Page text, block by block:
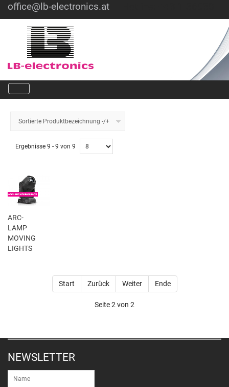
office@lb-electronics.at
Sortierte Produktbezeichnung -/+
Ergebnisse 9 - 9 von 9
ARC-
LAMP
MOVING
LIGHTS
Start Zurück Weiter Ende
Seite 2 von 2
NEWSLETTER